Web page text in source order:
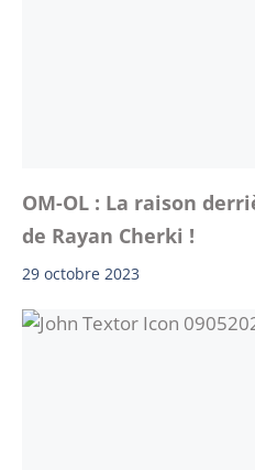
OM-OL : La raison
de Rayan Cherki !
29 octobre 2023